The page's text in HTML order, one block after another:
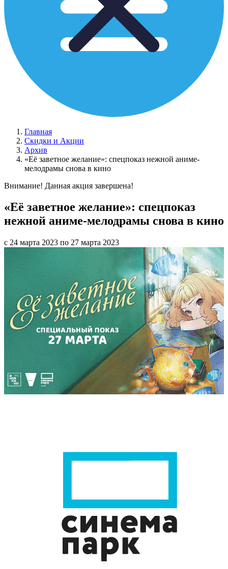
Главная
Скидки и Акции
Архив
«Её заветное желание»: спецпоказ нежной аниме-
мелодрамы снова в кино
Внимание! Данная акция завершена!
«Её заветное желание»: спецпоказ
нежной аниме-мелодрамы снова в кино
с 24 марта 2023 по 27 марта 2023